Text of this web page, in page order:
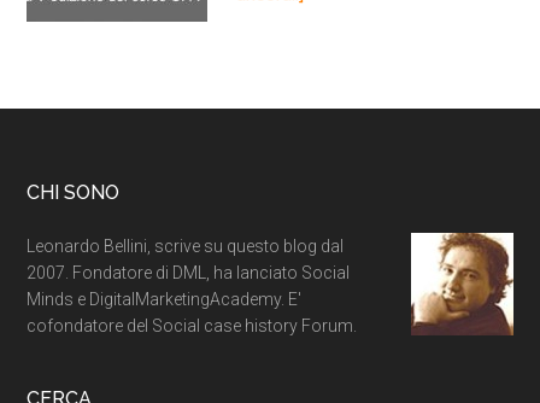
CHI SONO
Leonardo Bellini, scrive su questo blog dal
2007. Fondatore di DML, ha lanciato Social
Minds e DigitalMarketingAcademy. E'
cofondatore del Social case history Forum.